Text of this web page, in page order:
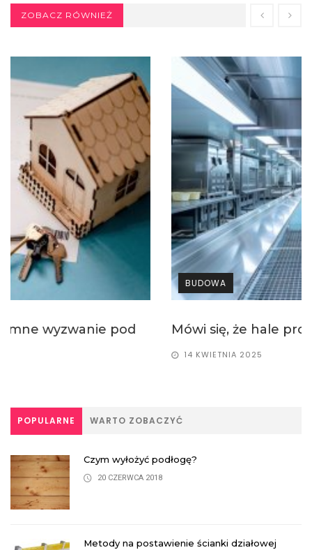
ZOBACZ RÓWNIEŻ
BUDOWA
Mówi się, że hale produkcyjne o konstrukcji...
POPULARNE WARTO ZOBACZYĆ
Czym wyłożyć podłogę?
20 CZERWCA 2018
Metody na postawienie ścianki działowej